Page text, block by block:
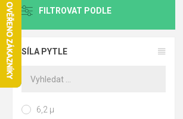
FILTROVAT PODLE
SÍLA PYTLE
6,2 µ